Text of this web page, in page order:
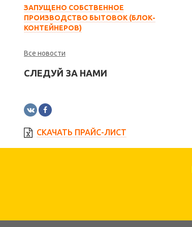
ЗАПУЩЕНО СОБСТВЕННОЕ
ПРОИЗВОДСТВО БЫТОВОК (БЛОК-
КОНТЕЙНЕРОВ)
Все новости
СЛЕДУЙ ЗА НАМИ
СКАЧАТЬ ПРАЙС-ЛИСТ